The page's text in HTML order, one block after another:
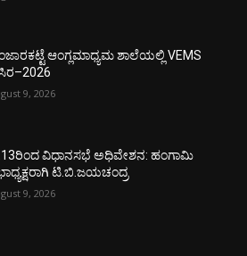
ಆಂಗ್ಲಮಾಧ್ಯಮ ಶಾಲೆಯಲ್ಲಿ VEMS
9, 2026
ವಿಧಾನಸಭೆ ಅಧಿವೇಶನ: ಹಂಗಾಮಿ
ಟಿ.ಬಿ.ಜಯಚಂದ್ರ
9, 2026